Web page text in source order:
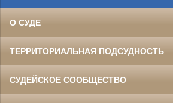
О СУДЕ
ТЕРРИТОРИАЛЬНАЯ ПОДСУДНОСТЬ
СУДЕЙСКОЕ СООБЩЕСТВО